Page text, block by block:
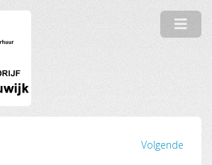
Volgende